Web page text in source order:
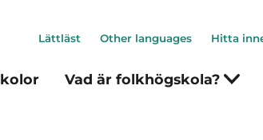
Vad är folkhögskola?
Lättläst Other languages Hitta